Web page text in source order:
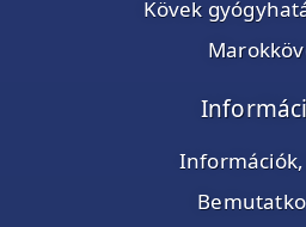
Kövek
Információk,